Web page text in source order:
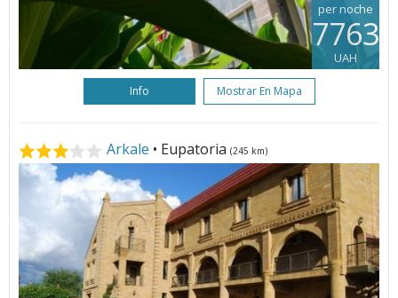
per noche
7763
UAH
Info Mostrar En Mapa
Arkale • Eupatoria (245 km)